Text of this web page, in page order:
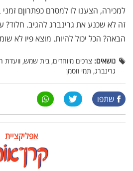
למכירה, הצענו לו למסרם כפתרוןם זמני
זה לא שכנע את גרינברג להגיב. חלוד?
הבאה? הכל יכול להיות. מוצא פיו לא
נושאים: צרכים מיוחדים, בית שמש,
גרינברג, תמי זוסמן
שתפו
אפליקציית